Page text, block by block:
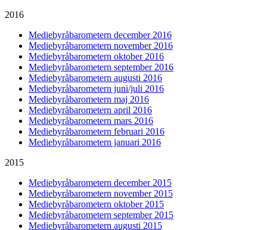
2016
Mediebyråbarometern december 2016
Mediebyråbarometern november 2016
Mediebyråbarometern oktober 2016
Mediebyråbarometern september 2016
Mediebyråbarometern augusti 2016
Mediebyråbarometern juni/juli 2016
Mediebyråbarometern maj 2016
Mediebyråbarometern april 2016
Mediebyråbarometern mars 2016
Mediebyråbarometern februari 2016
Mediebyråbarometern januari 2016
2015
Mediebyråbarometern december 2015
Mediebyråbarometern november 2015
Mediebyråbarometern oktober 2015
Mediebyråbarometern september 2015
Mediebyråbarometern augusti 2015